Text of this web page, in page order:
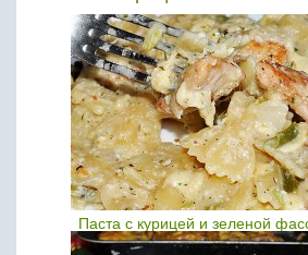
Паста с курицей и зеленой